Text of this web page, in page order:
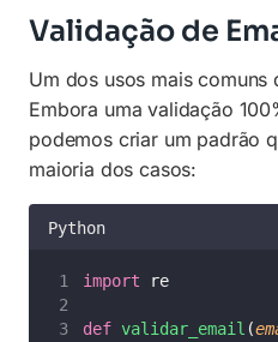
Validação de
Um dos usos mais
Embora uma validação
podemos criar um padrão
maioria dos casos:
Python
import re
def validar_email (